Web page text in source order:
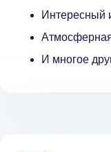
Интересный
И многое